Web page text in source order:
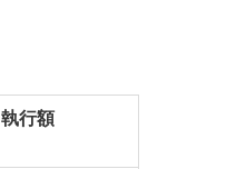
執行額